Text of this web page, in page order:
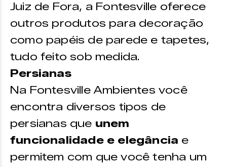
Juiz de Fora, a Fontesville oferece
outros produtos para decoração
como papéis de parede e tapetes,
tudo feito sob medida.
Persianas
Na Fontesville Ambientes você
encontra diversos tipos de
persianas que unem
funcionalidade e elegância e
permitem com que você tenha um